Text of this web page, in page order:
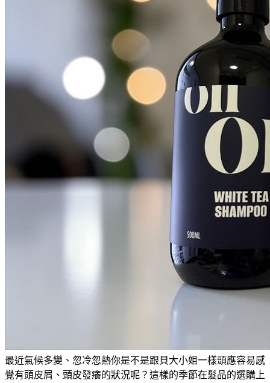
最近氣候多變、忽冷忽熱你是不是跟貝大小姐一樣頭應容易感
覺有頭皮屑、頭皮發癢的狀況呢？這樣的季節在髮品的選購上